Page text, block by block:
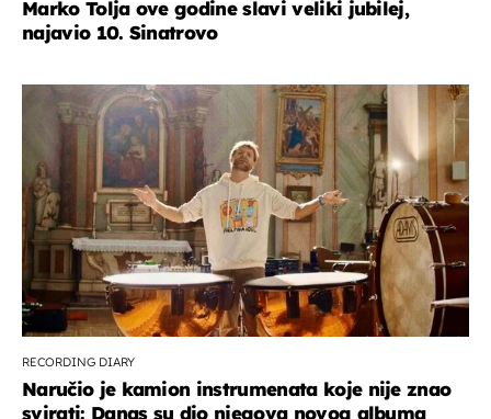
Marko Tolja ove godine slavi veliki jubilej,
najavio 10. Sinatrovo
RECORDING DIARY
Naručio je kamion instrumenata koje nije znao
svirati: Danas su dio njegova novog albuma